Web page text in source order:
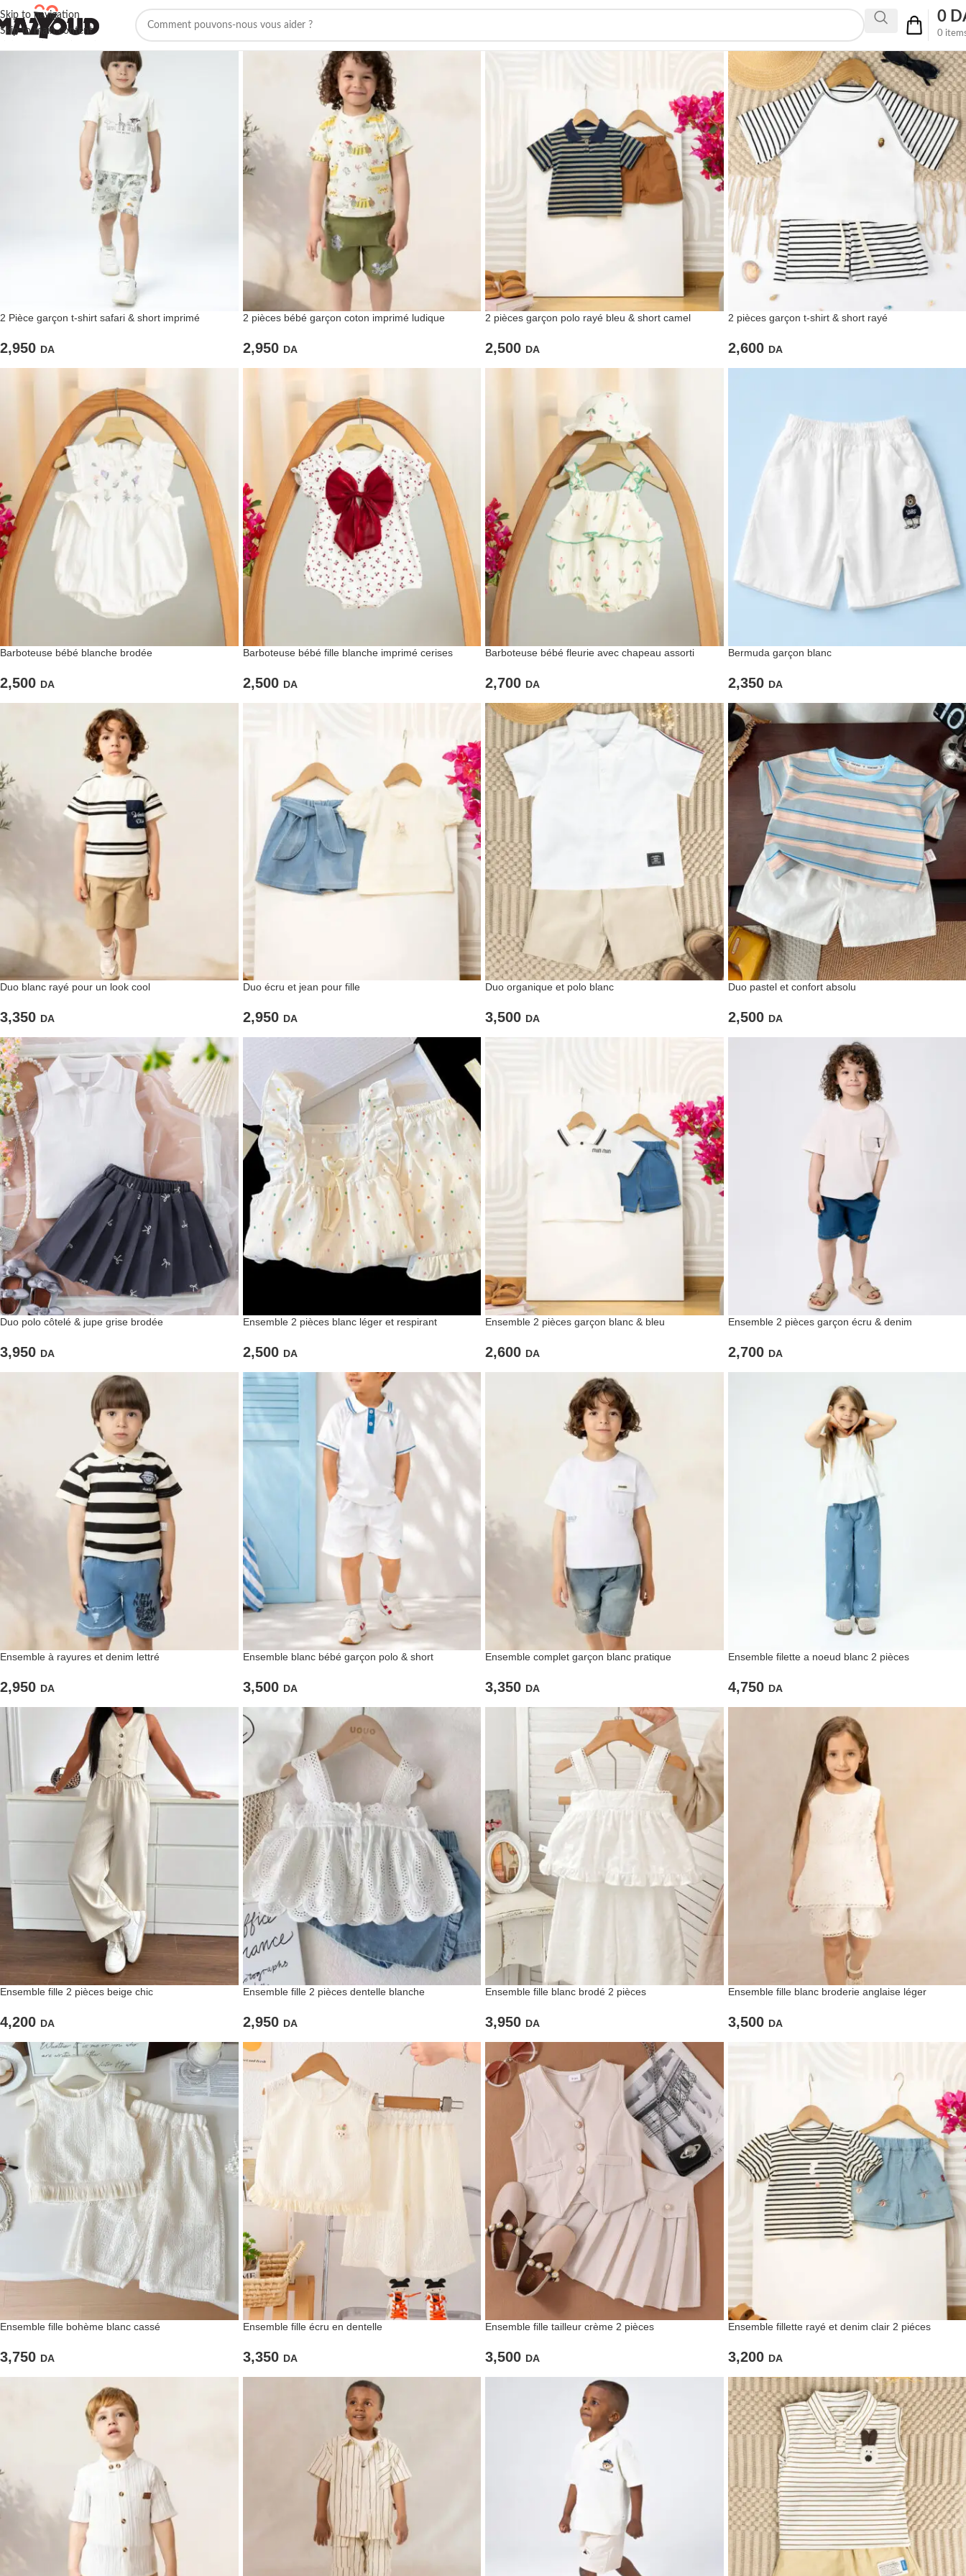
Skip to navigation
Skip to main content
0
0
2 Pièce garçon t-shirt safari & short imprimé
2,950 DA
2 pièces bébé garçon coton imprimé ludique
2,950 DA
2 pièces garçon polo rayé bleu & short camel
2,500 DA
2 pièces garçon t-shirt & short rayé
2,600 DA
Barboteuse bébé blanche brodée
2,500 DA
Barboteuse bébé fille blanche imprimé cerises
2,500 DA
Barboteuse bébé fleurie avec chapeau assorti
2,700 DA
Bermuda garçon blanc
2,350 DA
Duo blanc rayé pour un look cool
3,350 DA
Duo écru et jean pour fille
2,950 DA
Duo organique et polo blanc
3,500 DA
Duo pastel et confort absolu
2,500 DA
Duo polo côtelé & jupe grise brodée
3,950 DA
Ensemble 2 pièces blanc léger et respirant
2,500 DA
Ensemble 2 pièces garçon blanc & bleu
2,600 DA
Ensemble 2 pièces garçon écru & denim
2,700 DA
Ensemble à rayures et denim lettré
2,950 DA
Ensemble blanc bébé garçon polo & short
3,500 DA
Ensemble complet garçon blanc pratique
3,350 DA
Ensemble filette a noeud blanc 2 pièces
4,750 DA
Ensemble fille 2 pièces beige chic
4,200 DA
Ensemble fille 2 pièces dentelle blanche
2,950 DA
Ensemble fille blanc brodé 2 pièces
3,950 DA
Ensemble fille blanc broderie anglaise léger
3,500 DA
Ensemble fille bohème blanc cassé
3,750 DA
Ensemble fille écru en dentelle
3,350 DA
Ensemble fille tailleur crème 2 pièces
3,500 DA
Ensemble fillette rayé et denim clair 2 piéces
3,200 DA